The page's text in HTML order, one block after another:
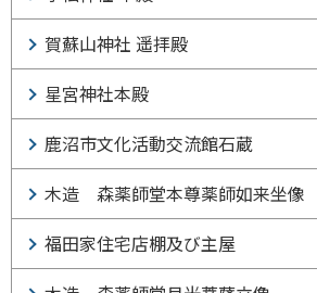
賀蘇山神社 遥拝殿
星宮神社本殿
鹿沼市文化活動交流館石蔵
木造 森薬師堂本尊薬師如来坐像
福田家住宅店棚及び主屋